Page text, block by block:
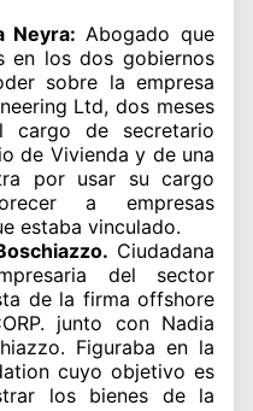
Neyra:Abogado que
en los dos gobiernos
sobre la empresa
Ltd, dos meses
cargo de secretario
de Vivienda y de una
por usar su cargo
a empresas
estaba vinculado.
Ciudadana
del sector
de la firma offshore
junto con Nadia
Figuraba en la
cuyo objetivo es
los bienes de la